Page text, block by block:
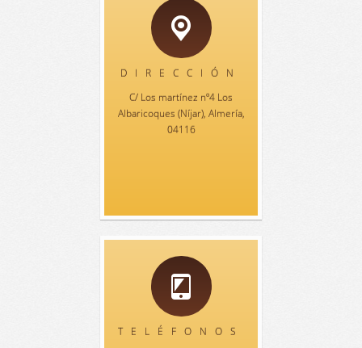
DIRECCIÓN
C/ Los martínez nº4 Los
Albaricoques (Níjar), Almería,
04116
TELÉFONOS